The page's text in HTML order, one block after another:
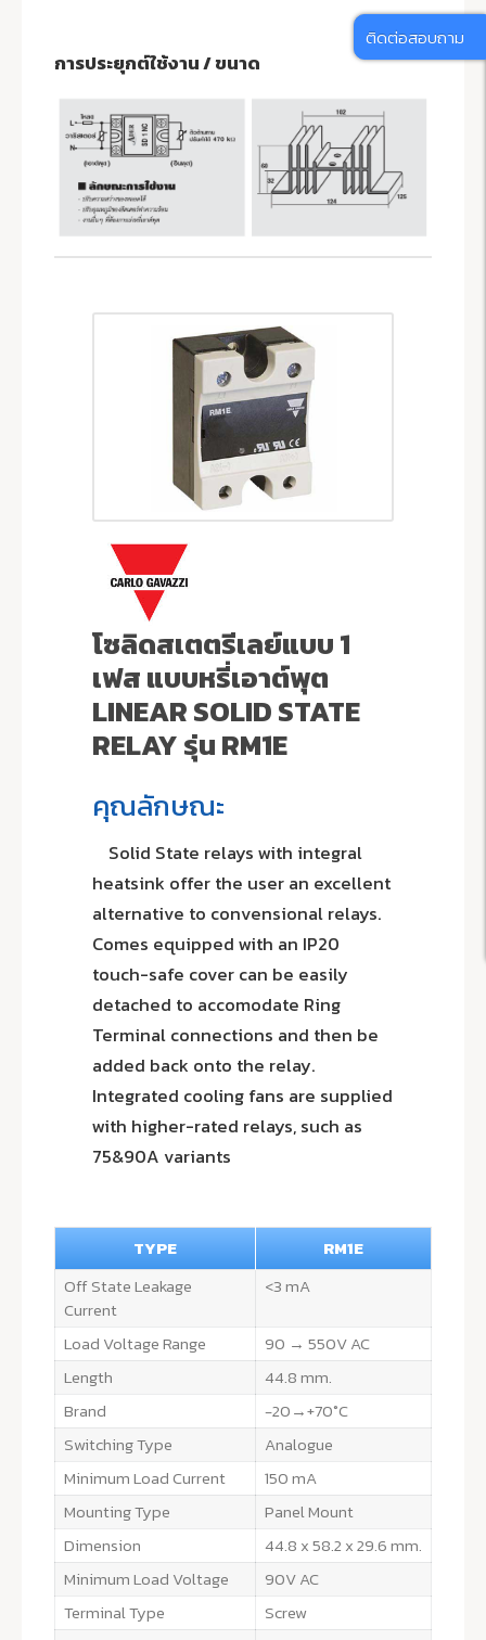
การประยุกต์ใช้งาน / ขนาด
โซลิดสเตตรีเลย์แบบ 1
เฟส แบบหรี่เอาต์พุต
LINEAR SOLID STATE
RELAY รุ่น RM1E
คุณลักษณะ
Solid State relays with integral
heatsink offer the user an excellent
alternative to convensional relays.
Comes equipped with an IP20
touch-safe cover can be easily
detached to accomodate Ring
Terminal connections and then be
added back onto the relay.
Integrated cooling fans are supplied
with higher-rated relays, such as
75&90A variants
TYPE
RM1E
Off State Leakage
Current
<3 mA
Load Voltage Range
90 → 550V AC
Length
44.8 mm.
Brand
-20→+70°C
Switching Type
Analogue
Minimum Load Current
150 mA
Mounting Type
Panel Mount
Dimension
44.8 x 58.2 x 29.6 mm.
Minimum Load Voltage
90V AC
Terminal Type
Screw
ติดต่อสอบถาม